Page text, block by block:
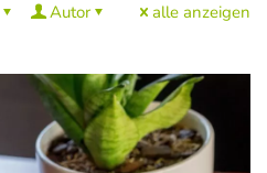
Autor alle anzeigen